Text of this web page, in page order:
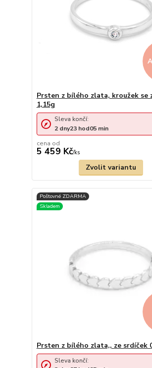
Prsten z bílého zlata, kroužek se
1,15g
cena od
5 459 Kč/ks
Sleva končí:
2 dny23 hod05 min
Zvolit variantu
Prsten z bílého zlata,, ze srdíček
Sleva končí: